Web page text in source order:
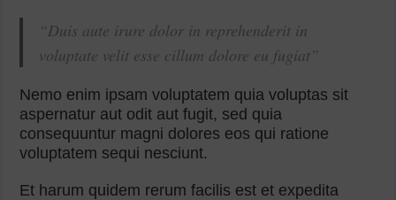
“Duis aute irure dolor in reprehenderit in
voluptate velit esse cillum dolore eu fugiat”
Nemo enim ipsam voluptatem quia voluptas sit
aspernatur aut odit aut fugit, sed quia
consequuntur magni dolores eos qui ratione
voluptatem sequi nesciunt.
Et harum quidem rerum facilis est et expedita